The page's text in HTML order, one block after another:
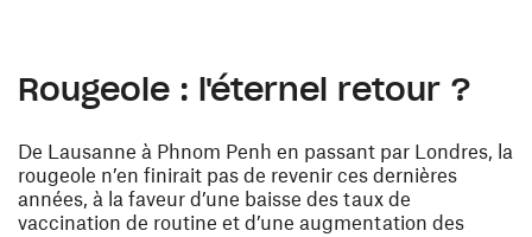
Rougeole : l'éternel retour ?
De Lausanne à Phnom Penh en passant par Londres, la
rougeole n’en finirait pas de revenir ces dernières
années, à la faveur d’une baisse des taux de
vaccination de routine et d’une augmentation des